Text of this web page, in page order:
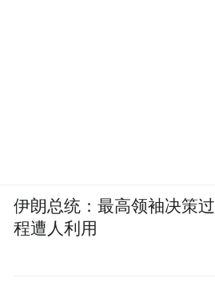
伊朗总统：最高领袖决策过
程遭人利用